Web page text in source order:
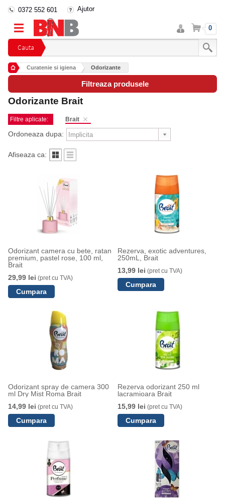
Cauta
0372 552 601 Ajutor
Intra
in
cont
Cos 0
Curatenie si igiena Odorizante
Filtreaza produsele
Odorizante Brait
Filtre aplicate: Brait
Ordoneaza dupa:
Afiseaza ca:
Odorizant camera cu bete, ratan
premium, pastel rose, 100 ml,
Brait
29,99 lei (pret cu TVA)
Rezerva, exotic adventures,
250mL, Brait
13,99 lei (pret cu TVA)
Odorizant spray de camera 300
ml Dry Mist Roma Brait
14,99 lei (pret cu TVA)
Rezerva odorizant 250 ml
lacramioara Brait
15,99 lei (pret cu TVA)